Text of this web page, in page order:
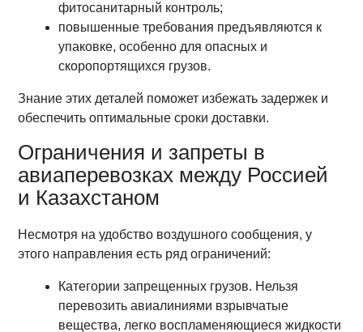
фитосанитарный контроль;
повышенные требования предъявляются к
упаковке, особенно для опасных и
скоропортящихся грузов.
Знание этих деталей поможет избежать задержек и
обеспечить оптимальные сроки доставки.
Ограничения и запреты в
авиаперевозках между Россией
и Казахстаном
Несмотря на удобство воздушного сообщения, у
этого направления есть ряд ограничений:
Категории запрещенных грузов. Нельзя
перевозить авиалиниями взрывчатые
вещества, легко воспламеняющиеся жидкости